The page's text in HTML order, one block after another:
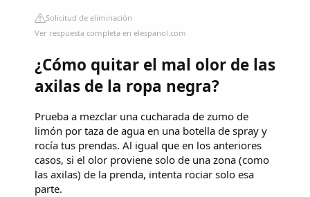
Solicitud de eliminación
Ver respuesta completa en elespanol.com
¿Cómo quitar el mal olor de las
axilas de la ropa negra?
Prueba a mezclar una cucharada de zumo de
limón por taza de agua en una botella de spray y
rocía tus prendas. Al igual que en los anteriores
casos, si el olor proviene solo de una zona (como
las axilas) de la prenda, intenta rociar solo esa
parte.